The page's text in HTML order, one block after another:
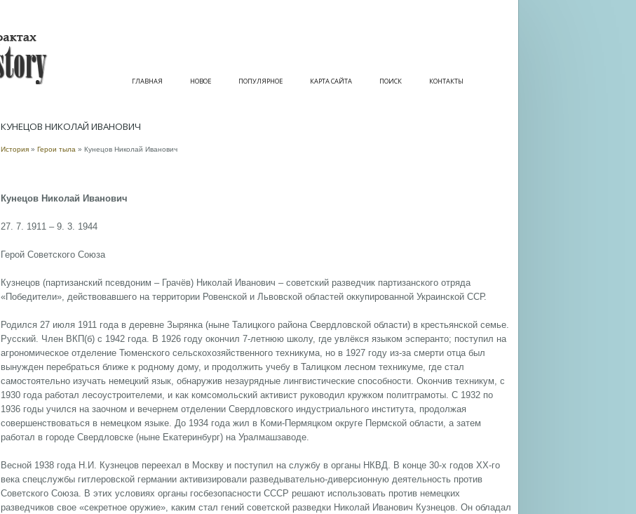
ГЛАВНАЯ НОВОЕ ПОПУЛЯРНОЕ КАРТА САЙТА ПОИСК КОНТАКТЫ
КУНЕЦОВ НИКОЛАЙ ИВАНОВИЧ
История » Герои тыла » Кунецов Николай Иванович
Кунецов Николай Иванович
27. 7. 1911 – 9. 3. 1944
Герой Советского Союза
Кузнецов (партизанский псевдоним – Грачёв) Николай Иванович – советский разведчик партизанского отряда
«Победители», действовавшего на территории Ровенской и Львовской областей оккупированной Украинской ССР.
Родился 27 июля 1911 года в деревне Зырянка (ныне Талицкого района Свердловской области) в крестьянской семье.
Русский. Член ВКП(б) с 1942 года. В 1926 году окончил 7-летнюю школу, где увлёкся языком эсперанто; поступил на
агрономическое отделение Тюменского сельскохозяйственного техникума, но в 1927 году из-за смерти отца был
вынужден перебраться ближе к родному дому, и продолжить учебу в Талицком лесном техникуме, где стал
самостоятельно изучать немецкий язык, обнаружив незаурядные лингвистические способности. Окончив техникум, с
1930 года работал лесоустроителеми, и как комсомольский активист руководил кружком политграмоты. С 1932 по
1936 годы учился на заочном и вечернем отделении Свердловского индустриального института, продолжая
совершенствоваться в немецком языке. До 1934 года жил в Коми-Пермяцком округе Пермской области, а затем
работал в городе Свердловске (ныне Екатеринбург) на Уралмашзаводе.
Весной 1938 года Н.И. Кузнецов переехал в Москву и поступил на службу в органы НКВД. В конце 30-х годов ХХ-го
века спецслужбы гитлеровской германии активизировали разведывательно-диверсионную деятельность против
Советского Союза. В этих условиях органы госбезопасности СССР решают использовать против немецких
разведчиков свое «секретное оружие», каким стал гений советской разведки Николай Иванович Кузнецов. Он обладал